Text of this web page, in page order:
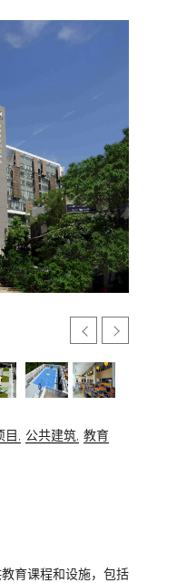
, 公共建筑, 教育
育课程和设施，包括